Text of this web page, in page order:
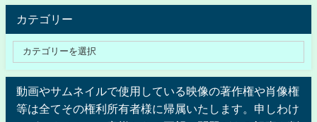
カテゴリー
動画やサムネイルで使用している映像の著作権や肖像権
等は全てその権利所有者様に帰属いたします。申しわけ